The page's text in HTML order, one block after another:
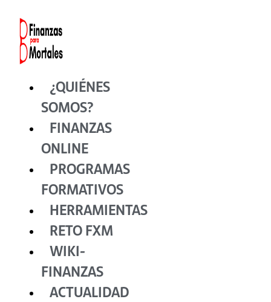
contenido
¿QUIÉNES
SOMOS?
FINANZAS
ONLINE
PROGRAMAS
FORMATIVOS
HERRAMIENTAS
RETO FXM
WIKI-
FINANZAS
ACTUALIDAD